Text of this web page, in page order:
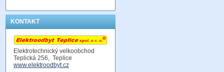
KONTAKT
Elektrotechnický velkoobchod
Teplická 256, Teplice
www.elektroodbyt.cz